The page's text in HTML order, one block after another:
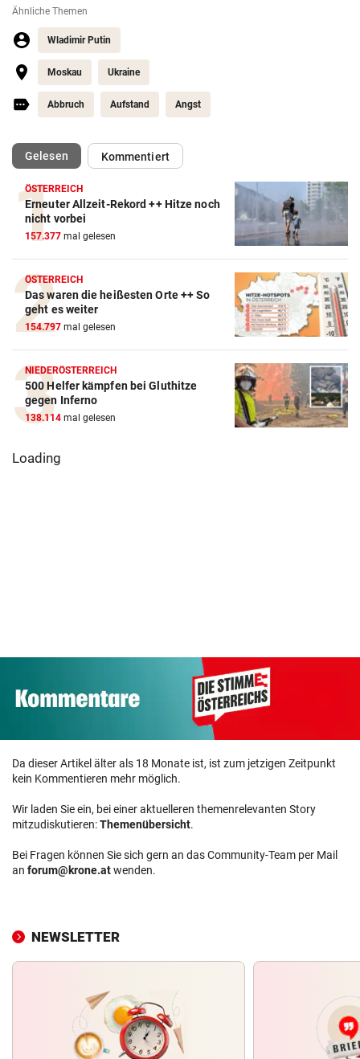
Ähnliche Themen
Wladimir Putin
Moskau Ukraine
Abbruch Aufstand Angst
Gelesen(ausgewählt)Kommentiert
ÖSTERREICH
Erneuter Allzeit-Rekord ++ Hitze noch
nicht vorbei
157.377 mal gelesen
ÖSTERREICH
Das waren die heißesten Orte ++ So
geht es weiter
154.797 mal gelesen
NIEDERÖSTERREICH
500 Helfer kämpfen bei Gluthitze
gegen Inferno
138.114 mal gelesen
Loading
Da dieser Artikel älter als 18 Monate ist, ist zum jetzigen Zeitpunkt
kein Kommentieren mehr möglich.
Wir laden Sie ein, bei einer aktuelleren themenrelevanten Story
mitzudiskutieren:Themenübersicht.
Bei Fragen können Sie sich gern an das Community-Team per Mail
an forum@krone.atwenden.
NEWSLETTER